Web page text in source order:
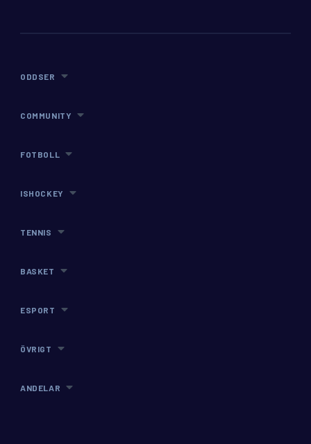
ODDSER
COMMUNITY
FOTBOLL
ISHOCKEY
TENNIS
BASKET
ESPORT
ÖVRIGT
ANDELAR